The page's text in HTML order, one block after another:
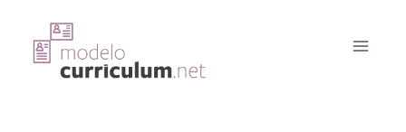
contenido